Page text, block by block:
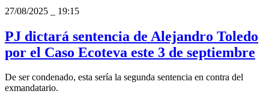
27/08/2025
19:15
PJ dictará sentencia de Alejandro Toledo
por el Caso Ecoteva este 3 de septiembre
De ser condenado, esta sería la segunda sentencia en contra del
exmandatario.